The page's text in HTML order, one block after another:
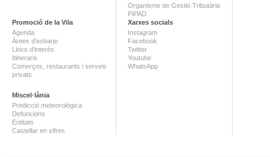
Organisme de Gestió Tributària
PIPAD
Promoció de la Vila
Agenda
Àrees d'esbarjo
Llocs d'interès
Itineraris
Comerços, restaurants i serveis
privats
Miscel·lània
Predicció meteorològica
Defuncions
Entitats
Castellar en xifres
Xarxes socials
Instagram
Facebook
Twitter
Youtube
WhatsApp